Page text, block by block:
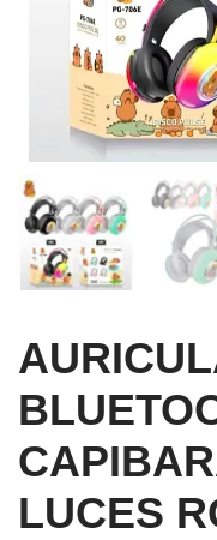
LUCES